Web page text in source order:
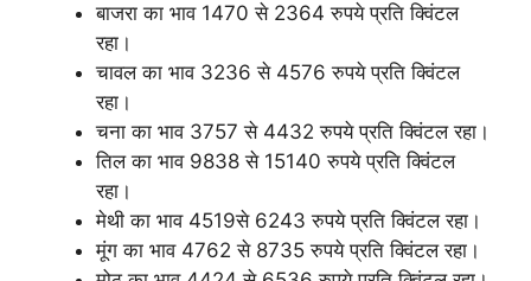
बाजरा का भाव 1470 से 2364 रुपये प्रति क्विंटल
रहा।
चावल का भाव 3236 से 4576 रुपये प्रति क्विंटल
रहा।
चना का भाव 3757 से 4432 रुपये प्रति क्विंटल रहा।
तिल का भाव 9838 से 15140 रुपये प्रति क्विंटल
रहा।
मेथी का भाव 4519से 6243 रुपये प्रति क्विंटल रहा।
मूंग का भाव 4762 से 8735 रुपये प्रति क्विंटल रहा।